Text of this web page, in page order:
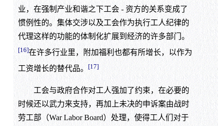
业，在强制产业和谐之下工会 - 资方的关系变成了
惯例性的。集体交涉以及工会作为执行工人纪律的
代理这样的功能的体制化扩展到经济的许多部门。
[16]在许多行业里，附加福利也都有所增长，以作为
工资增长的替代品。
[17]
工会与政府合作对工人强加了约束，在必要的
时候还以武力来支持，再加上未决的申诉案由战时
劳工部（War Labor Board）处理，使得工人们对于